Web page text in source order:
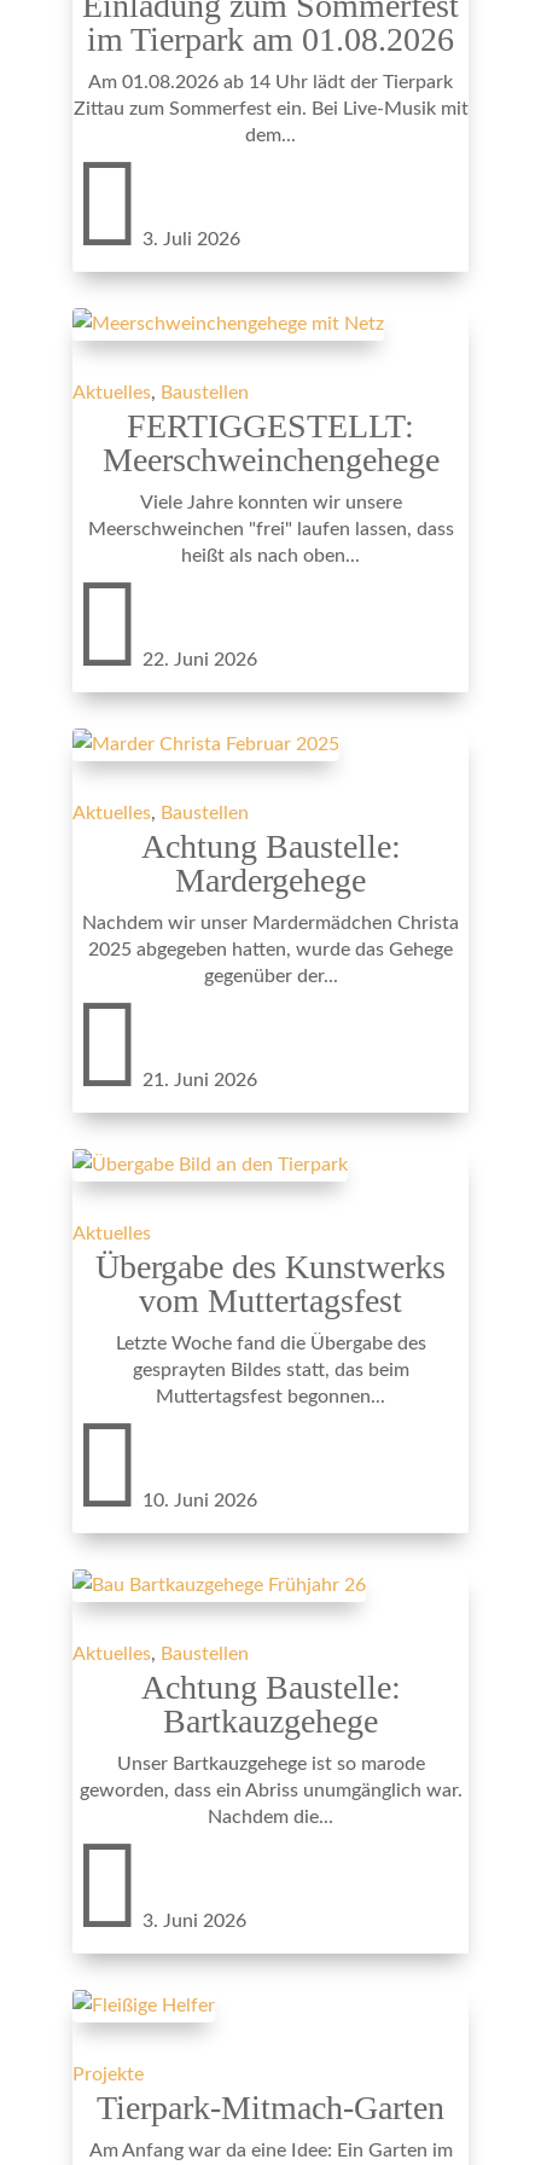
im Tierpark am 01.08.2026
Am 01.08.2026 ab 14 Uhr lädt der Tierpark
Zittau zum Sommerfest ein. Bei Live-Musik mit
dem...
 3. Juli 2026
Aktuelles, Baustellen
FERTIGGESTELLT:
Meerschweinchengehege
Viele Jahre konnten wir unsere
Meerschweinchen "frei" laufen lassen, dass
heißt als nach oben...
 22. Juni 2026
Aktuelles, Baustellen
Achtung Baustelle:
Mardergehege
Nachdem wir unser Mardermädchen Christa
2025 abgegeben hatten, wurde das Gehege
gegenüber der...
 21. Juni 2026
Aktuelles
Übergabe des Kunstwerks
vom Muttertagsfest
Letzte Woche fand die Übergabe des
gesprayten Bildes statt, das beim
Muttertagsfest begonnen...
 10. Juni 2026
Aktuelles, Baustellen
Achtung Baustelle:
Bartkauzgehege
Unser Bartkauzgehege ist so marode
geworden, dass ein Abriss unumgänglich war.
Nachdem die...
 3. Juni 2026
Projekte
Tierpark-Mitmach-Garten
Am Anfang war da eine Idee: Ein Garten im